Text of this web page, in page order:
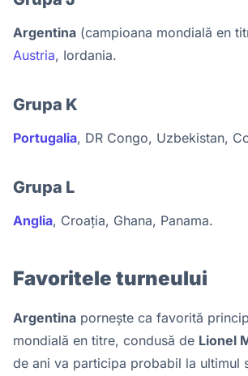
Argentina (campioana mondială en
Austria, Iordania.
Grupa K
Portugalia, DR Congo, Uzbekistan,
Grupa L
Anglia, Croația, Ghana, Panama.
Favoritele turneului
Argentina pornește ca favorită
mondială en titre, condusă de Lionel
de ani va participa probabil la ultimul